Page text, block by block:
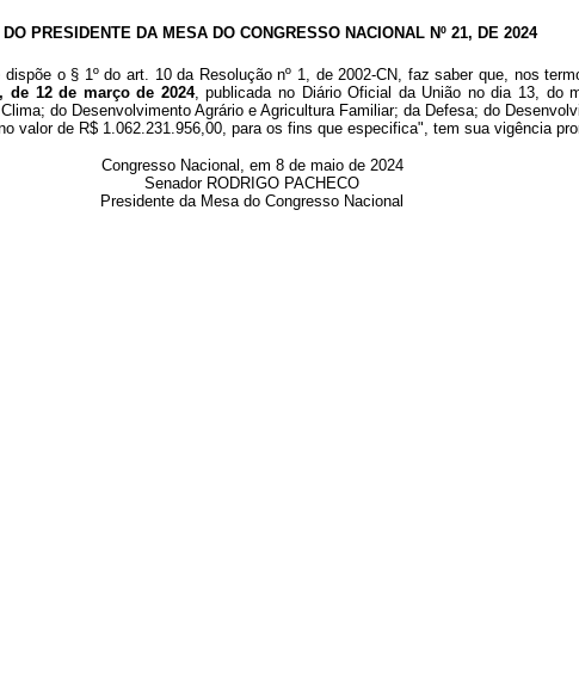
DO PRESIDENTE DA MESA DO CONGRESSO NACIONAL Nº 21, DE 2024
dispõe o § 1º do art. 10 da Resolução nº 1, de 2002-CN, faz saber que, nos
de 12 de março de 2024, publicada no Diário Oficial da União no dia 13, do
do Desenvolvimento Agrário e Agricultura Familiar; da Defesa; do
valor de R$ 1.062.231.956,00, para os fins que especifica", tem sua vigência
Congresso Nacional, em 8 de maio de 2024
Senador RODRIGO PACHECO
Presidente da Mesa do Congresso Nacional